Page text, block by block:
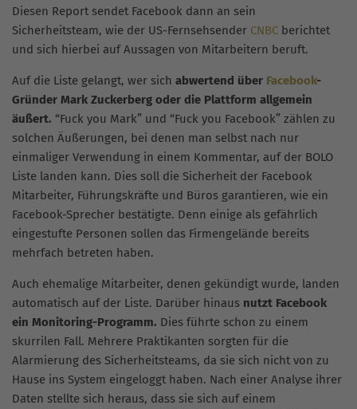
Diesen Report sendet Facebook dann an sein
Sicherheitsteam, wie der US-Fernsehsender CNBC berichtet
und sich hierbei auf Aussagen von Mitarbeitern beruft.
Auf die Liste gelangt, wer sich abwertend über Facebook-
Gründer Mark Zuckerberg oder die Plattform allgemein
äußert. “Fuck you Mark” und “Fuck you Facebook” zählen zu
solchen Äußerungen, bei denen man selbst nach nur
einmaliger Verwendung in einem Kommentar, auf der BOLO
Liste landen kann. Dies soll die Sicherheit der Facebook
Mitarbeiter, Führungskräfte und Büros garantieren, wie ein
Facebook-Sprecher bestätigte. Denn einige als gefährlich
eingestufte Personen sollen das Firmengelände bereits
mehrfach betreten haben.
Auch ehemalige Mitarbeiter, denen gekündigt wurde, landen
automatisch auf der Liste. Darüber hinaus nutzt Facebook
ein Monitoring-Programm. Dies führte schon zu einem
skurrilen Fall. Mehrere Praktikanten sorgten für die
Alarmierung des Sicherheitsteams, da sie sich nicht von zu
Hause ins System eingeloggt haben. Nach einer Analyse ihrer
Daten stellte sich heraus, dass sie sich auf einem